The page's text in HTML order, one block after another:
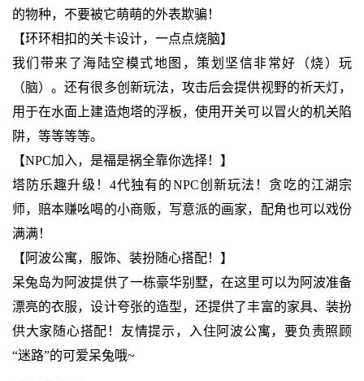
的物种，不要被它萌萌的外表欺骗！
【环环相扣的关卡设计，一点点烧脑】
我们带来了海陆空模式地图，策划坚信非常好（烧）玩
（脑）。还有很多创新玩法，攻击后会提供视野的祈天灯，
用于在水面上建造炮塔的浮板，使用开关可以冒火的机关陷
阱，等等等等。
【NPC加入，是福是祸全靠你选择！】
塔防乐趣升级！4代独有的NPC创新玩法！贪吃的江湖宗
师，赔本赚吆喝的小商贩，写意派的画家，配角也可以戏份
满满！
【阿波公寓，服饰、装扮随心搭配！】
呆兔岛为阿波提供了一栋豪华别墅，在这里可以为阿波准备
漂亮的衣服，设计夸张的造型，还提供了丰富的家具、装扮
供大家随心搭配！友情提示，入住阿波公寓，要负责照顾
“迷路”的可爱呆兔哦~